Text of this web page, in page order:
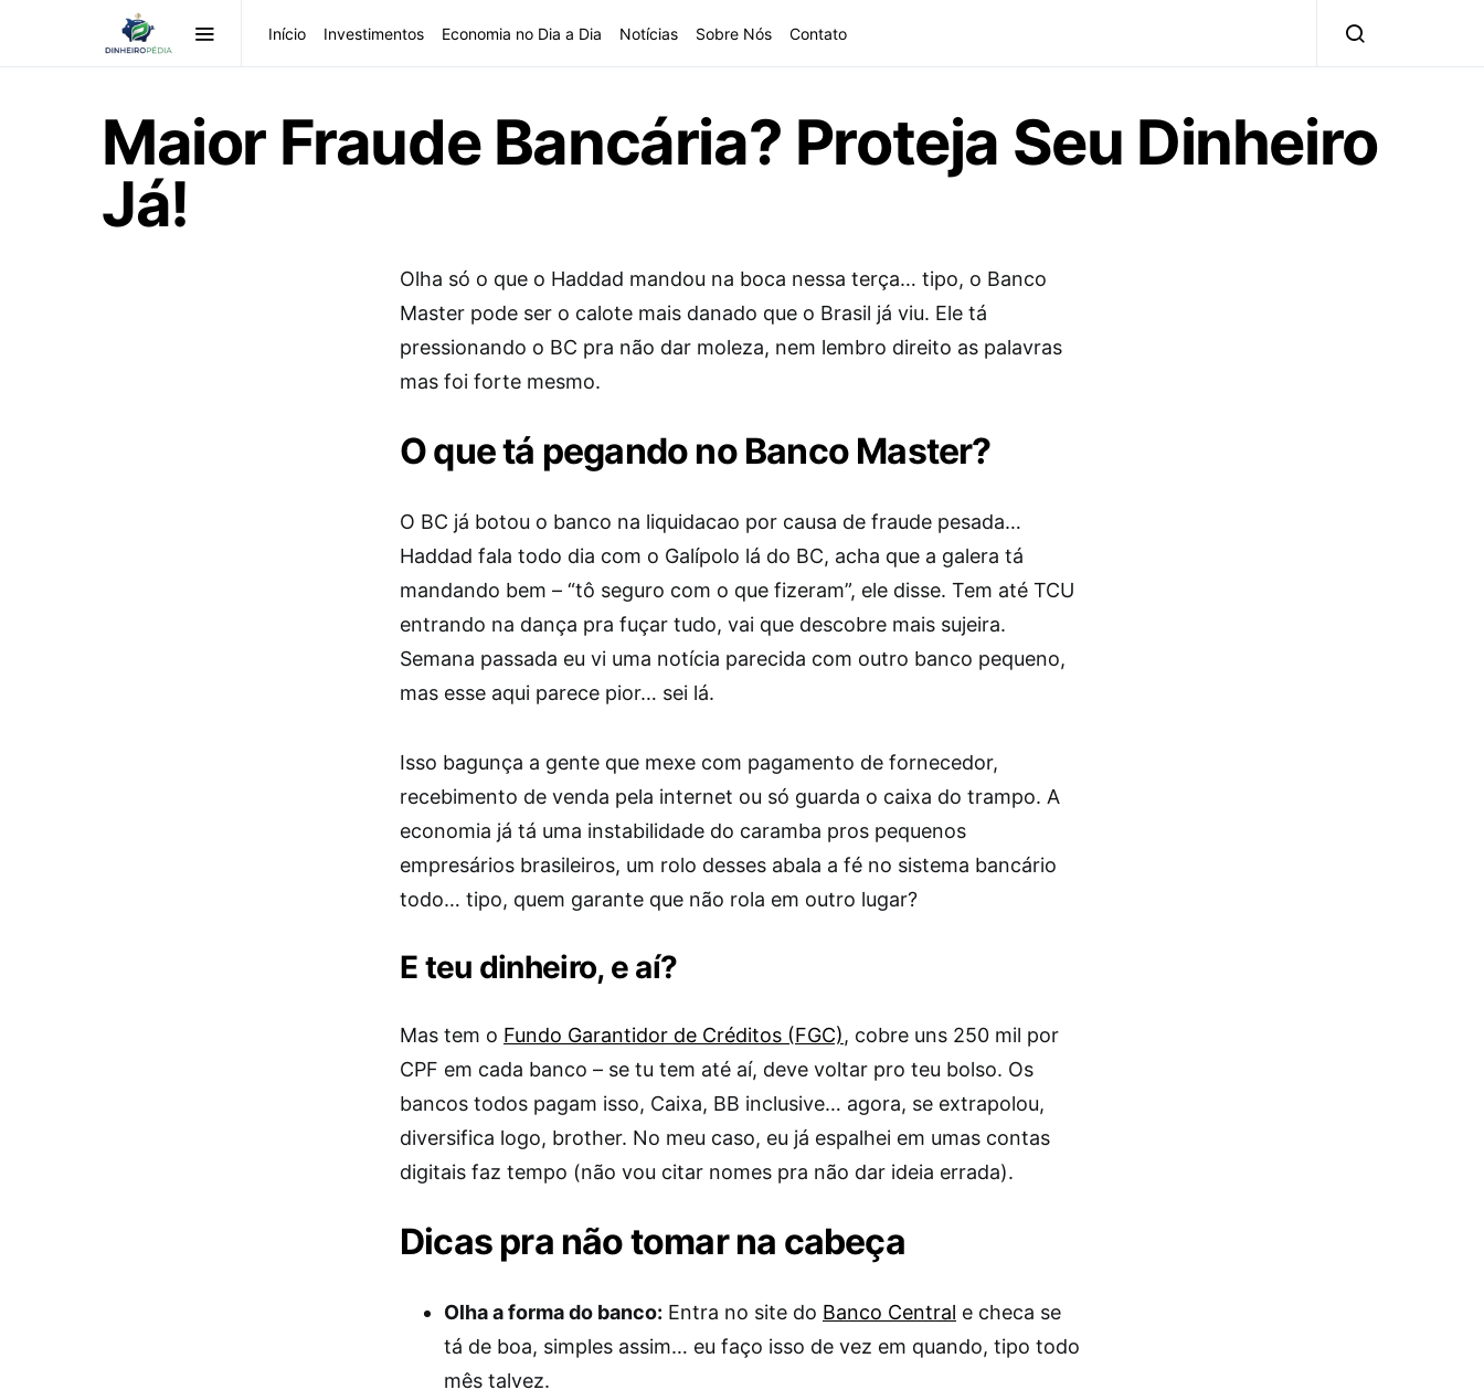
Início Investimentos Economia no Dia a Dia Notícias Sobre Nós Contato
Maior Fraude Bancária? Proteja Seu Dinheiro
Já!
Olha só o que o Haddad mandou na boca nessa terça… tipo, o Banco
Master pode ser o calote mais danado que o Brasil já viu. Ele tá
pressionando o BC pra não dar moleza, nem lembro direito as palavras
mas foi forte mesmo.
O que tá pegando no Banco Master?
O BC já botou o banco na liquidacao por causa de fraude pesada…
Haddad fala todo dia com o Galípolo lá do BC, acha que a galera tá
mandando bem – “tô seguro com o que fizeram”, ele disse. Tem até TCU
entrando na dança pra fuçar tudo, vai que descobre mais sujeira.
Semana passada eu vi uma notícia parecida com outro banco pequeno,
mas esse aqui parece pior… sei lá.
Isso bagunça a gente que mexe com pagamento de fornecedor,
recebimento de venda pela internet ou só guarda o caixa do trampo. A
economia já tá uma instabilidade do caramba pros pequenos
empresários brasileiros, um rolo desses abala a fé no sistema bancário
todo… tipo, quem garante que não rola em outro lugar?
E teu dinheiro, e aí?
Mas tem o Fundo Garantidor de Créditos (FGC), cobre uns 250 mil por
CPF em cada banco – se tu tem até aí, deve voltar pro teu bolso. Os
bancos todos pagam isso, Caixa, BB inclusive… agora, se extrapolou,
diversifica logo, brother. No meu caso, eu já espalhei em umas contas
digitais faz tempo (não vou citar nomes pra não dar ideia errada).
Dicas pra não tomar na cabeça
Olha a forma do banco: Entra no site do Banco Central e checa se
tá de boa, simples assim… eu faço isso de vez em quando, tipo todo
mês talvez.